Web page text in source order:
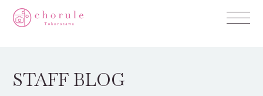
STAFF BLOG